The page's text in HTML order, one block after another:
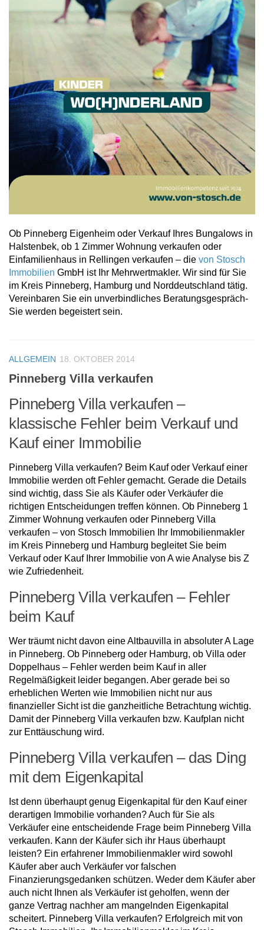
Ob Pinneberg Eigenheim oder Verkauf Ihres Bungalows in
Halstenbek, ob 1 Zimmer Wohnung verkaufen oder
Einfamilienhaus in Rellingen verkaufen – die von Stosch
Immobilien GmbH ist Ihr Mehrwertmakler. Wir sind für Sie
im Kreis Pinneberg, Hamburg und Norddeutschland tätig.
Vereinbaren Sie ein unverbindliches Beratungsgespräch-
Sie werden begeistert sein.
ALLGEMEIN 18. OKTOBER 2014
Pinneberg Villa verkaufen
Pinneberg Villa verkaufen –
klassische Fehler beim Verkauf und
Kauf einer Immobilie
Pinneberg Villa verkaufen? Beim Kauf oder Verkauf einer
Immobilie werden oft Fehler gemacht. Gerade die Details
sind wichtig, dass Sie als Käufer oder Verkäufer die
richtigen Entscheidungen treffen können. Ob Pinneberg 1
Zimmer Wohnung verkaufen oder Pinneberg Villa
verkaufen – von Stosch Immobilien Ihr Immobilienmakler
im Kreis Pinneberg und Hamburg begleitet Sie beim
Verkauf oder Kauf Ihrer Immobilie von A wie Analyse bis Z
wie Zufriedenheit.
Pinneberg Villa verkaufen – Fehler
beim Kauf
Wer träumt nicht davon eine Altbauvilla in absoluter A Lage
in Pinneberg. Ob Pinneberg oder Hamburg, ob Villa oder
Doppelhaus – Fehler werden beim Kauf in aller
Regelmäßigkeit leider begangen. Aber gerade bei so
erheblichen Werten wie Immobilien nicht nur aus
finanzieller Sicht ist die ganzheitliche Betrachtung wichtig.
Damit der Pinneberg Villa verkaufen bzw. Kaufplan nicht
zur Enttäuschung wird.
Pinneberg Villa verkaufen – das Ding
mit dem Eigenkapital
Ist denn überhaupt genug Eigenkapital für den Kauf einer
derartigen Immobilie vorhanden? Auch für Sie als
Verkäufer eine entscheidende Frage beim Pinneberg Villa
verkaufen. Kann der Käufer sich ihr Haus überhaupt
leisten? Ein erfahrener Immobilienmakler wird sowohl
Käufer aber auch Verkäufer vor falschen
Finanzierungsgedanken schützen. Weder dem Käufer aber
auch nicht Ihnen als Verkäufer ist geholfen, wenn der
ganze Vertrag nachher am mangelnden Eigenkapital
scheitert. Pinneberg Villa verkaufen? Erfolgreich mit von